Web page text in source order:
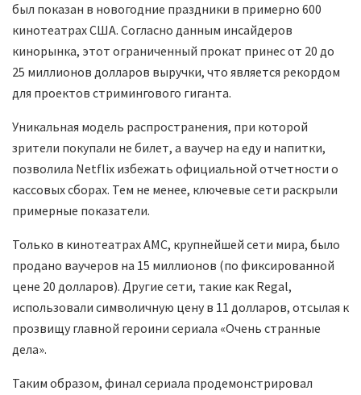
был показан в новогодние праздники в примерно 600
кинотеатрах США. Согласно данным инсайдеров
кинорынка, этот ограниченный прокат принес от 20 до
25 миллионов долларов выручки, что является рекордом
для проектов стримингового гиганта.
Уникальная модель распространения, при которой
зрители покупали не билет, а ваучер на еду и напитки,
позволила Netflix избежать официальной отчетности о
кассовых сборах. Тем не менее, ключевые сети раскрыли
примерные показатели.
Только в кинотеатрах AMC, крупнейшей сети мира, было
продано ваучеров на 15 миллионов (по фиксированной
цене 20 долларов). Другие сети, такие как Regal,
использовали символичную цену в 11 долларов, отсылая к
прозвищу главной героини сериала «Очень странные
дела».
Таким образом, финал сериала продемонстрировал